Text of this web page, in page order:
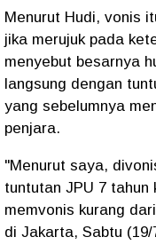
Menurut Hudi, vonis
jika merujuk pada
menyebut besarnya
langsung dengan
yang sebelumnya
penjara.
"Menurut saya,
tuntutan JPU 7 tahun
memvonis kurang
di Jakarta, Sabtu (19/